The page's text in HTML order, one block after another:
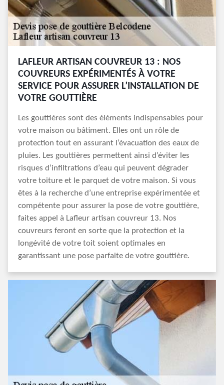
LAFLEUR ARTISAN COUVREUR 13 : NOS
COUVREURS EXPÉRIMENTÉS À VOTRE
SERVICE POUR ASSURER L’INSTALLATION DE
VOTRE GOUTTIÈRE
Les gouttières sont des éléments indispensables pour
votre maison ou bâtiment. Elles ont un rôle de
protection tout en assurant l’évacuation des eaux de
pluies. Les gouttières permettent ainsi d’éviter les
risques d’infiltrations d’eau qui peuvent dégrader
votre toiture et le parquet de votre maison. Si vous
êtes à la recherche d’une entreprise expérimentée et
compétente pour assurer la pose de votre gouttière,
faites appel à Lafleur artisan couvreur 13. Nos
couvreurs feront en sorte que la protection et la
longévité de votre toit soient optimales en
garantissant une pose parfaite de votre gouttière.